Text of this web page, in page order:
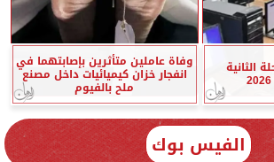
الثانية وفاة عاملين متأثرين بإصابتهما في
انفجار خزان كيميائيات داخل مصنع
ملح بالفيوم
الفيس بوك